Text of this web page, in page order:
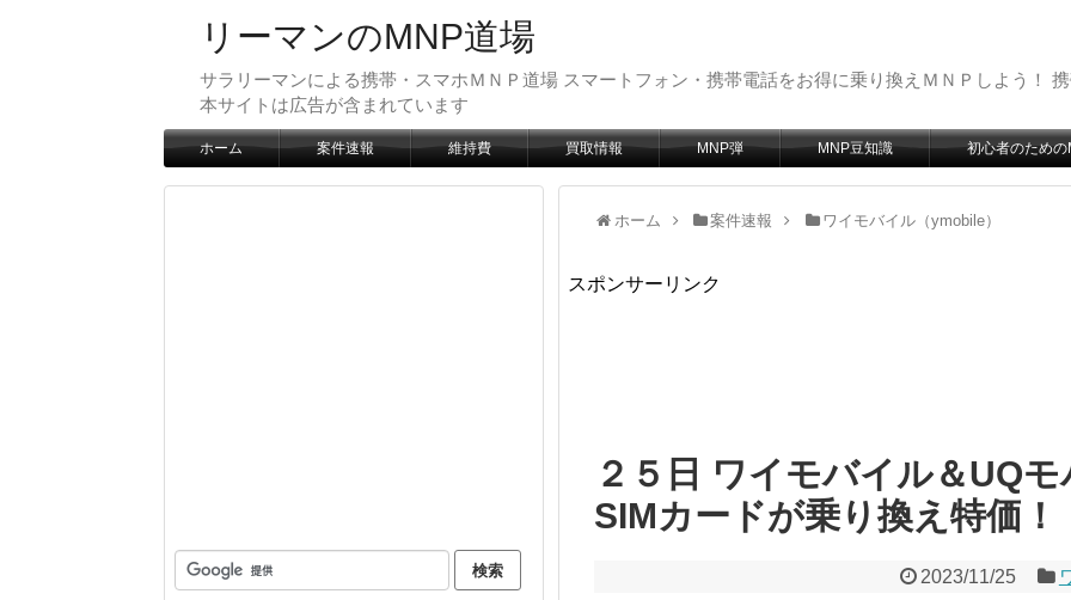
リーマンのMNP道場
サラリーマンによる携帯・スマホＭＮＰ道場 スマートフォン・携帯電話をお得に乗り換えＭＮＰしよう！
本サイトは広告が含まれています
ホーム 案件速報 維持費 買取情報 MNP弾 MNP豆知識 初心者のための
ホーム 案件速報 ワイモバイル（ymobile）
スポンサーリンク
２５日 ワイモバイル＆UQ
SIMカードが乗り換え特価！
2023/11/25